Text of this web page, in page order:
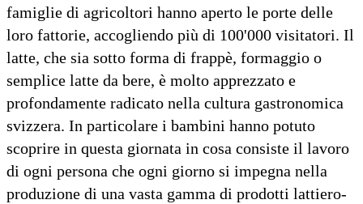
famiglie di agricoltori hanno aperto le porte delle
loro fattorie, accogliendo più di 100'000 visitatori. Il
latte, che sia sotto forma di frappè, formaggio o
semplice latte da bere, è molto apprezzato e
profondamente radicato nella cultura gastronomica
svizzera. In particolare i bambini hanno potuto
scoprire in questa giornata in cosa consiste il lavoro
di ogni persona che ogni giorno si impegna nella
produzione di una vasta gamma di prodotti lattiero-